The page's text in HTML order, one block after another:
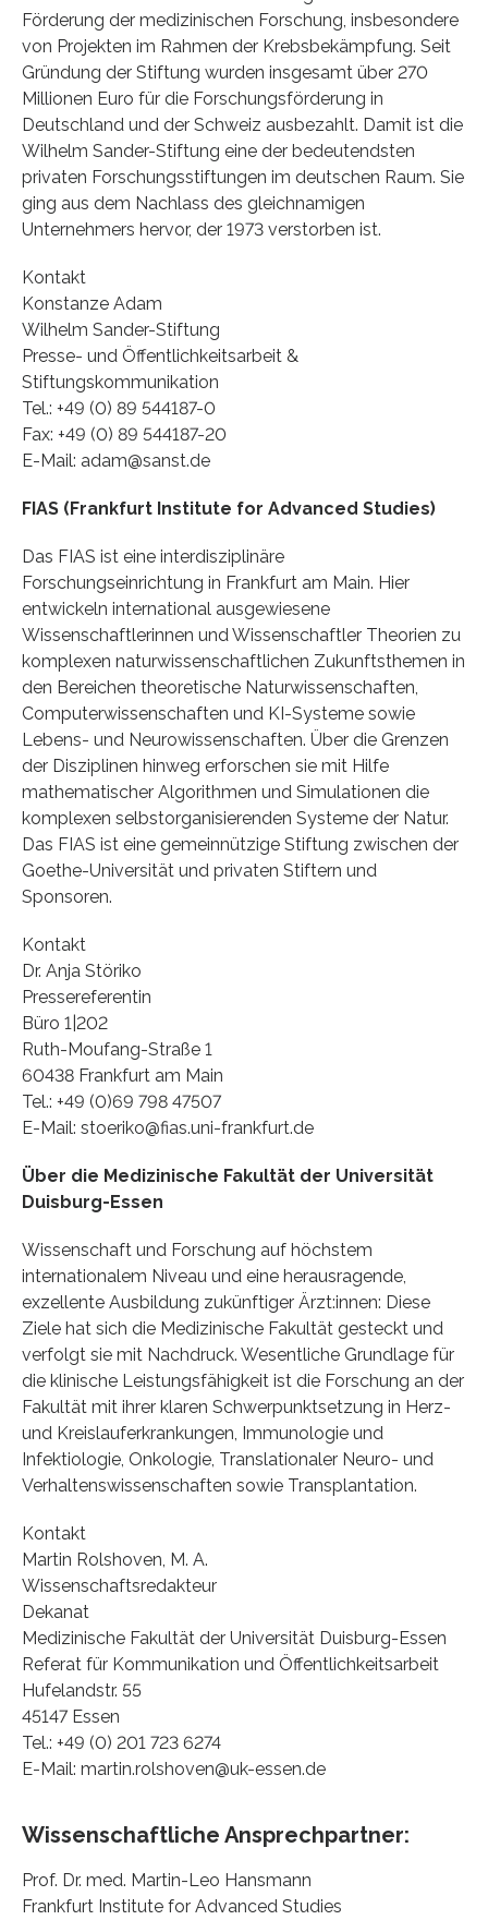
Förderung der medizinischen Forschung, insbesondere
von Projekten im Rahmen der Krebsbekämpfung. Seit
Gründung der Stiftung wurden insgesamt über 270
Millionen Euro für die Forschungsförderung in
Deutschland und der Schweiz ausbezahlt. Damit ist die
Wilhelm Sander-Stiftung eine der bedeutendsten
privaten Forschungsstiftungen im deutschen Raum. Sie
ging aus dem Nachlass des gleichnamigen
Unternehmers hervor, der 1973 verstorben ist.
Kontakt
Konstanze Adam
Wilhelm Sander-Stiftung
Presse- und Öffentlichkeitsarbeit &
Stiftungskommunikation
Tel.: +49 (0) 89 544187-0
Fax: +49 (0) 89 544187-20
E-Mail: adam@sanst.de
FIAS (Frankfurt Institute for Advanced Studies)
Das FIAS ist eine interdisziplinäre
Forschungseinrichtung in Frankfurt am Main. Hier
entwickeln international ausgewiesene
Wissenschaftlerinnen und Wissenschaftler Theorien zu
komplexen naturwissenschaftlichen Zukunftsthemen in
den Bereichen theoretische Naturwissenschaften,
Computerwissenschaften und KI-Systeme sowie
Lebens- und Neurowissenschaften. Über die Grenzen
der Disziplinen hinweg erforschen sie mit Hilfe
mathematischer Algorithmen und Simulationen die
komplexen selbstorganisierenden Systeme der Natur.
Das FIAS ist eine gemeinnützige Stiftung zwischen der
Goethe-Universität und privaten Stiftern und
Sponsoren.
Kontakt
Dr. Anja Störiko
Pressereferentin
Büro 1|202
Ruth-Moufang-Straße 1
60438 Frankfurt am Main
Tel.: +49 (0)69 798 47507
E-Mail: stoeriko@fias.uni-frankfurt.de
Über die Medizinische Fakultät der Universität
Duisburg-Essen
Wissenschaft und Forschung auf höchstem
internationalem Niveau und eine herausragende,
exzellente Ausbildung zukünftiger Ärzt:innen: Diese
Ziele hat sich die Medizinische Fakultät gesteckt und
verfolgt sie mit Nachdruck. Wesentliche Grundlage für
die klinische Leistungsfähigkeit ist die Forschung an der
Fakultät mit ihrer klaren Schwerpunktsetzung in Herz-
und Kreislauferkrankungen, Immunologie und
Infektiologie, Onkologie, Translationaler Neuro- und
Verhaltenswissenschaften sowie Transplantation.
Kontakt
Martin Rolshoven, M. A.
Wissenschaftsredakteur
Dekanat
Medizinische Fakultät der Universität Duisburg-Essen
Referat für Kommunikation und Öffentlichkeitsarbeit
Hufelandstr. 55
45147 Essen
Tel.: +49 (0) 201 723 6274
E-Mail: martin.rolshoven@uk-essen.de
Wissenschaftliche Ansprechpartner:
Prof. Dr. med. Martin-Leo Hansmann
Frankfurt Institute for Advanced Studies